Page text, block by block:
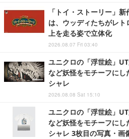
「トイ・ストーリー」
は、ウッディたちがレ
上を走る姿で立体化
2026.08.07 Fri 03:40
ユニクロの「浮世絵」
など妖怪をモチーフに
シャレ
2026.08.08 Sat 15:10
ユニクロの「浮世絵」
など妖怪をモチーフに
シャレ 3枚目の写真・画